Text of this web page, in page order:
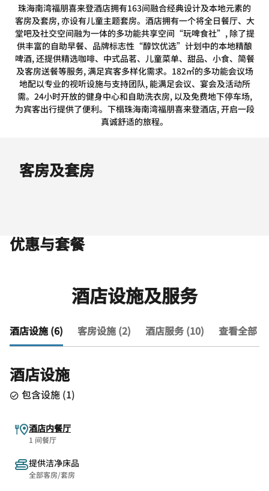
珠海南湾福朋喜来登酒店拥有163间融合经典设计及本地元素的
客房及套房, 亦设有儿童主题套房。酒店拥有一个将全日餐厅、大
堂吧及社交空间融为一体的多功能共享空间“玩啤食社”, 除了提
供丰富的自助早餐、品牌标志性“醇饮优选”计划中的本地精酿
啤酒, 还提供精选咖啡、中式品茗、儿童菜单、甜品、小食、简餐
及客房送餐等服务, 满足宾客多样化需求。182㎡的多功能会议场
地配以专业的视听设施与支持团队, 能满足会议、宴会及活动所
需。24小时开放的健身中心和自助洗衣房, 以及免费地下停车场,
为宾客出行提供了便利。下榻珠海南湾福朋喜来登酒店, 开启一段
真诚舒适的旅程。
客房及套房
优惠与套餐
酒店设施及服务
酒店设施 (6) 客房设施 (2) 酒店服务 (10) 查看全部
酒店设施
包含设施 (1)
酒店内餐厅
1 间餐厅
提供洁净床品
全部客房/套房